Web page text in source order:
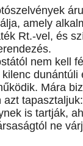
amely
Rt.-vel, és
nem kell
Mára
azt
is tartják,
ne